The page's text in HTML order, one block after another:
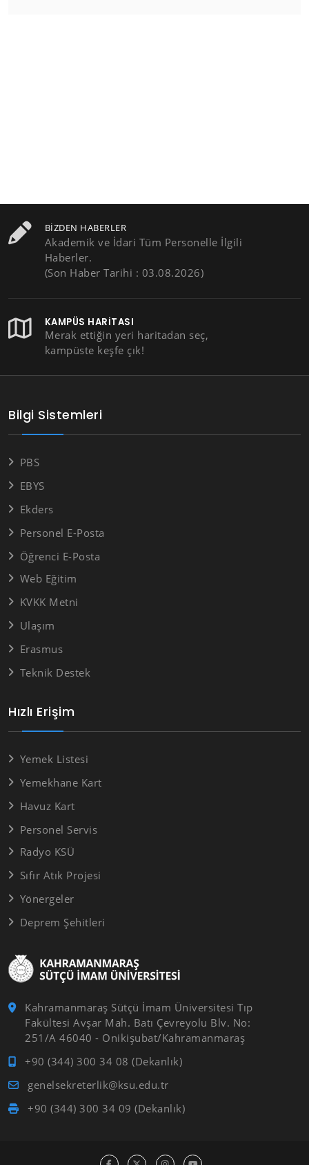
BIZDEN HABERLER
Akademik ve İdari Tüm Personelle İlgili
Haberler.
(Son Haber Tarihi : 03.08.2026)
KAMPÜS HARITASI
Merak ettiğin yeri haritadan seç,
kampüste keşfe çık!
Kahramanmaraş Sütçü İmam Üniversitesi Tıp
Fakültesi Avşar Mah. Batı Çevreyolu Blv. No:
251/A 46040 - Onikişubat/Kahramanmaraş
+90 (344) 300 34 08 (Dekanlık)
genelsekreterlik@ksu.edu.tr
+90 (344) 300 34 09 (Dekanlık)
Hızlı Erişim
Yemek Listesi
Yemekhane Kart
Havuz Kart
Personel Servis
Radyo KSÜ
Sıfır Atık Projesi
Yönergeler
Deprem Şehitleri
Bilgi Sistemleri
PBS
EBYS
Ekders
Personel E-Posta
Öğrenci E-Posta
Web Eğitim
KVKK Metni
Ulaşım
Erasmus
Teknik Destek